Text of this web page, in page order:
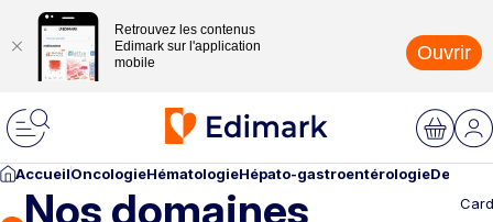
Retrouvez les contenus
Edimark sur l'application
mobile
Ouvrir
AccueilOncologieHématologieHépato-gastroentérologie
Nos domaines